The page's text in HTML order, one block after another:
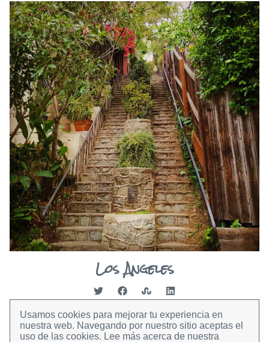
Los Angeles
Usamos cookies para mejorar tu experiencia en
nuestra web. Navegando por nuestro sitio aceptas el
uso de las cookies. Lee más acerca de nuestra